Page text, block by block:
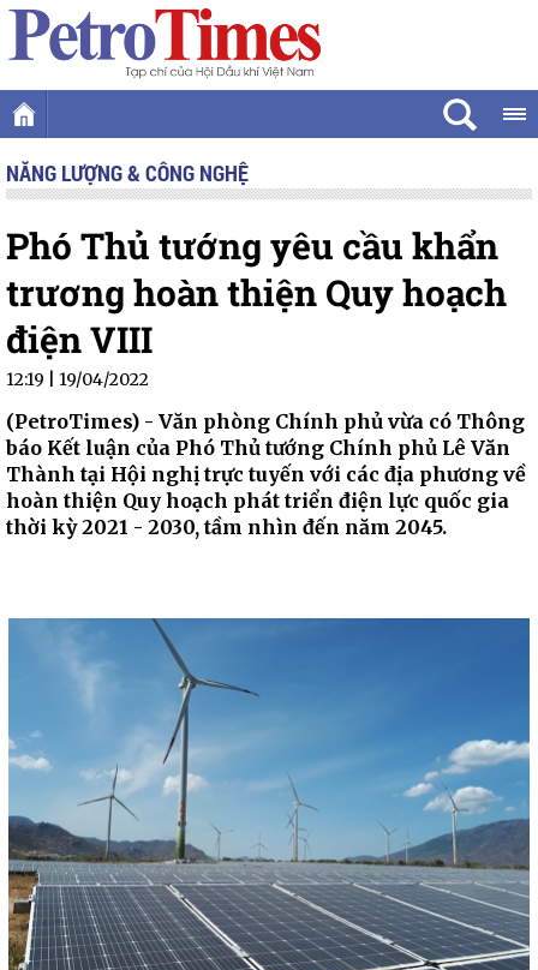
NĂNG LƯỢNG & CÔNG NGHỆ
Phó Thủ tướng yêu cầu khẩn
trương hoàn thiện Quy hoạch
điện VIII
12:19 | 19/04/2022
(PetroTimes) - Văn phòng Chính phủ vừa có Thông
báo Kết luận của Phó Thủ tướng Chính phủ Lê Văn
Thành tại Hội nghị trực tuyến với các địa phương về
hoàn thiện Quy hoạch phát triển điện lực quốc gia
thời kỳ 2021 - 2030, tầm nhìn đến năm 2045.